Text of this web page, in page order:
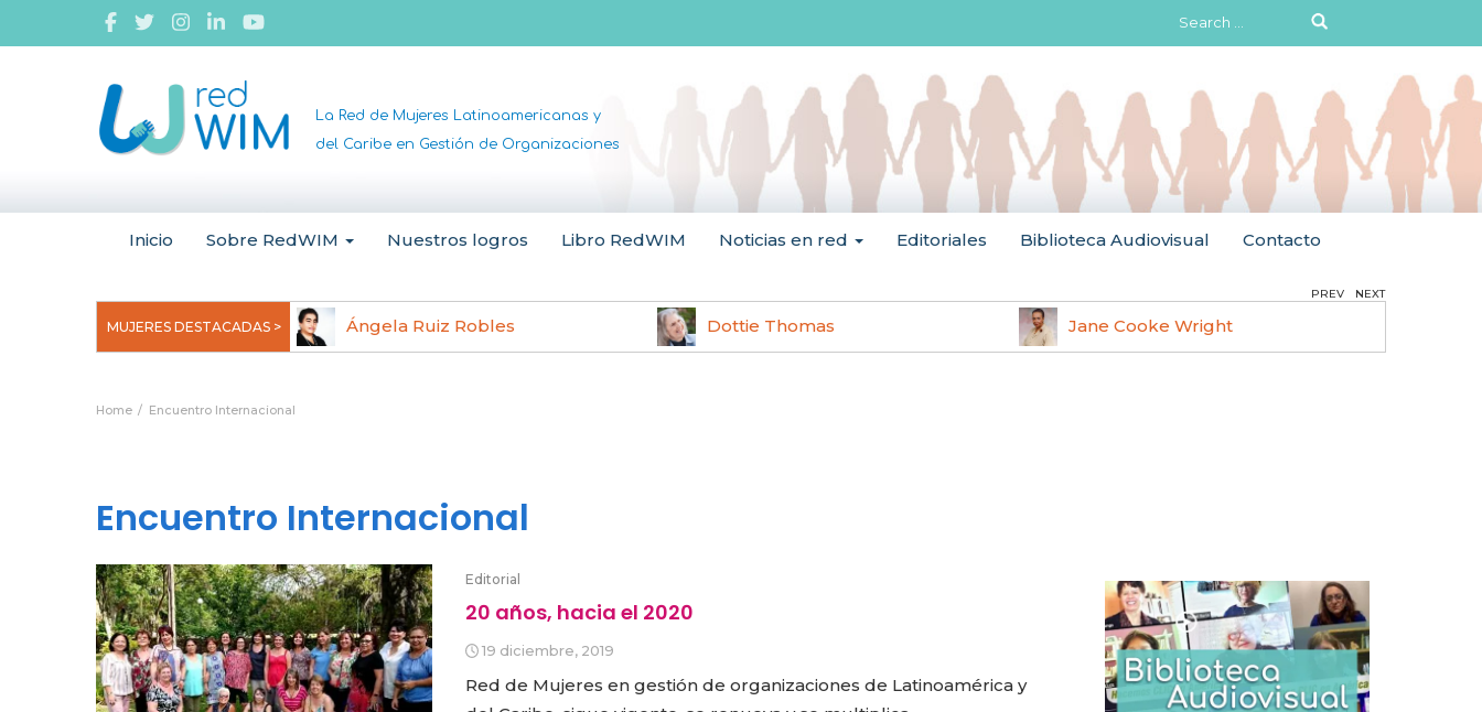
Search
for:
La Red de Mujeres Latinoamericanas y
del Caribe en Gestión de Organizaciones
Inicio Sobre RedWIM Nuestros logros Libro RedWIM Noticias en red Editoriales Biblioteca Audiovisual Contacto
MUJERES DESTACADAS >
Uchegbu, pionera en
Ángela Ruiz Robles Dottie Thomas Jane Cooke Wright
PREV NEXT
Home Encuentro Internacional
Encuentro Internacional
Editorial
20 años, hacia el 2020
19 diciembre, 2019
Red de Mujeres en gestión de organizaciones de Latinoamérica y